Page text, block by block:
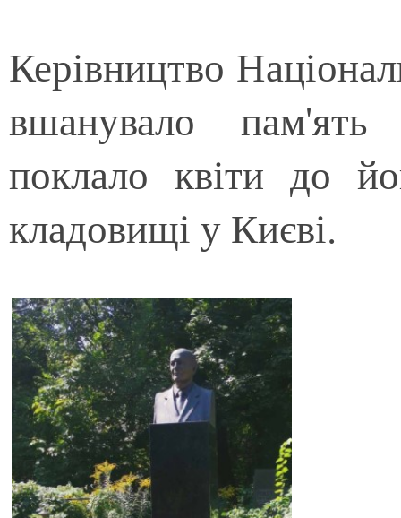
Керівництво
вшанувало
поклало квіти до
кладовищі у Києві.